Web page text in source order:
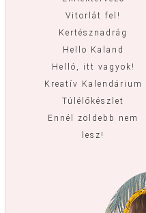
Vitorlát fel!
Kertésznadrág
Hello Kaland
Helló, itt vagyok!
Kreatív Kalendárium
Túlélőkészlet
Ennél zöldebb nem
lesz!